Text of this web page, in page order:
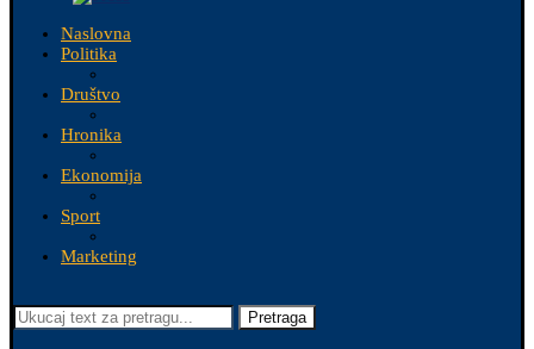
Naslovna
Politika
Društvo
Hronika
Ekonomija
Sport
Marketing
Pretraga